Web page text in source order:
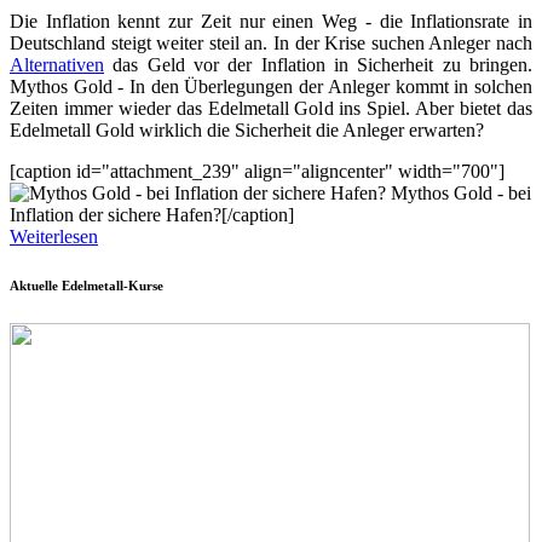
Die Inflation kennt zur Zeit nur einen Weg - die Inflationsrate in
Deutschland steigt weiter steil an. In der Krise suchen Anleger nach
Alternativen das Geld vor der Inflation in Sicherheit zu bringen.
Mythos Gold - In den Überlegungen der Anleger kommt in solchen
Zeiten immer wieder das Edelmetall Gold ins Spiel. Aber bietet das
Edelmetall Gold wirklich die Sicherheit die Anleger erwarten?
[caption id="attachment_239" align="aligncenter" width="700"]
Mythos Gold - bei
Inflation der sichere Hafen?[/caption]
Weiterlesen
Aktuelle Edelmetall-Kurse